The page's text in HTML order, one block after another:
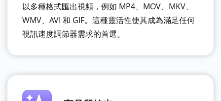
以多種格式匯出視頻，例如 MP4、MOV、MKV、
WMV、AVI 和 GIF。這種靈活性使其成為滿足任何
視訊速度調節器需求的首選。